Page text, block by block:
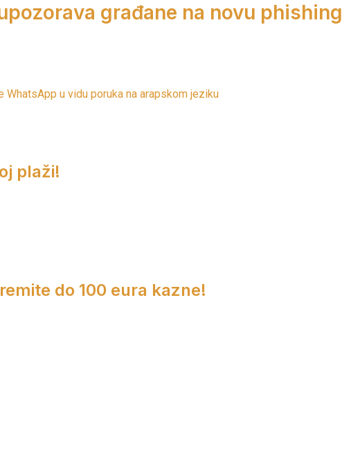
građane na novu phishing
WhatsApp u vidu poruka na arapskom jeziku
plaži!
do 100 eura kazne!